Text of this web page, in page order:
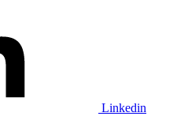
Linkedin